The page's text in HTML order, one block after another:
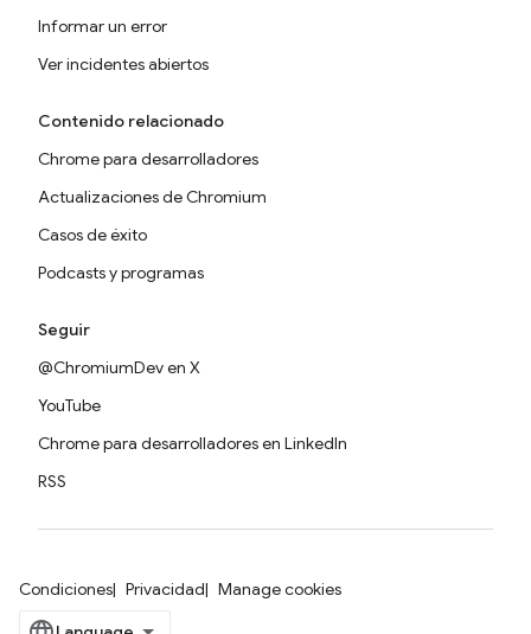
Informar un error
Ver incidentes abiertos
Contenido relacionado
Chrome para desarrolladores
Actualizaciones de Chromium
Casos de éxito
Podcasts y programas
Seguir
@ChromiumDev en X
YouTube
Chrome para desarrolladores en LinkedIn
RSS
Condiciones Privacidad Manage cookies